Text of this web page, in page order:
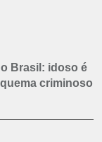
Brasil: idoso é
criminoso